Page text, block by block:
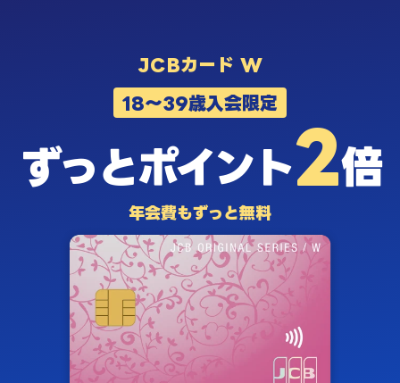
JCBカード W
18〜39歳入会限定
ずっとポイント2倍
年会費もずっと無料